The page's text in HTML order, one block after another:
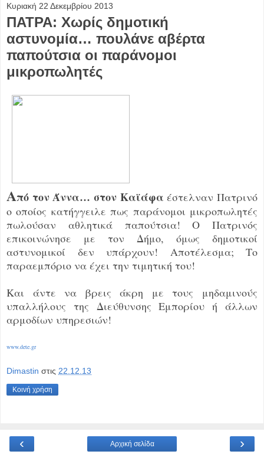
Κυριακή 22 Δεκεμβρίου 2013
ΠΑΤΡΑ: Χωρίς δημοτική
αστυνομία… πουλάνε αβέρτα
παπούτσια οι παράνομοι
μικροπωλητές
Από τον Άννα… στον Καϊάφα έστελναν Πατρινό
ο οποίος κατήγγειλε πως παράνομοι μικροπωλητές
πωλούσαν αθλητικά παπούτσια! Ο Πατρινός
επικοινώνησε με τον Δήμο, όμως δημοτικοί
αστυνομικοί δεν υπάρχουν! Αποτέλεσμα; Το
παραεμπόριο να έχει την τιμητική του!
Και άντε να βρεις άκρη με τους μηδαμινούς
υπαλλήλους της Διεύθυνσης Εμπορίου ή άλλων
αρμοδίων υπηρεσιών!
www.dete.gr
Dimastin στις 22.12.13
Κοινή χρήση
‹ ›
Αρχική σελίδα